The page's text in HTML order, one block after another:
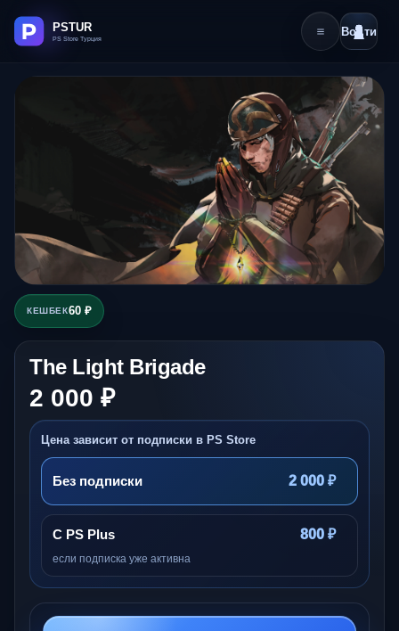
Войти
КЕШБЕК60 ₽
The Light Brigade
2 000 ₽
Цена зависит от подписки в PS Store
Без подписки 2 000 ₽
С PS Plus 800 ₽
если подписка уже активна